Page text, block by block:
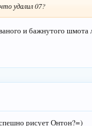
удалил 07?
и бажнутого шмота
рисует Онтон?=)